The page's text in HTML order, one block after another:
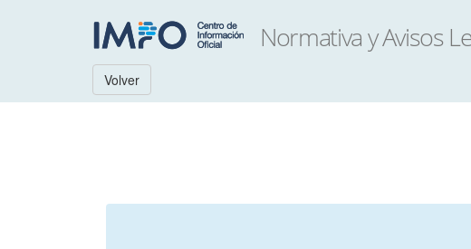
Volver